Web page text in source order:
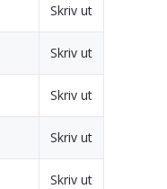
Skriv ut
Skriv ut
Skriv ut
Skriv ut
Skriv ut